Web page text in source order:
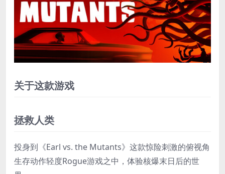
关于这款游戏
拯救人类
投身到《Earl vs. the Mutants》这款惊险刺激的俯视角
生存动作轻度Rogue游戏之中，体验核爆末日后的世